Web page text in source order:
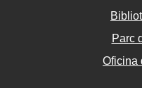
Parc
Oficina